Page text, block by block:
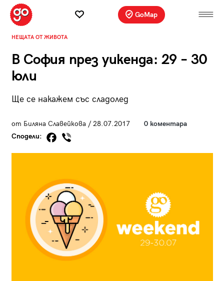
GoMap
НЕЩАТА ОТ ЖИВОТА
В София през уикенда: 29 – 30
юли
Ще се накажем със сладолед
от Биляна Славейкова / 28.07.2017
0 коментара
Сподели: